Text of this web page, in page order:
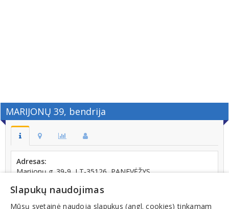
MARIJONŲ 39, bendrija
Adresas:
Marijonų g. 39-9, LT-35126, PANEVĖŽYS
Telefonas:
+370 (656) 74312
Slapukų naudojimas
Mūsų svetainė naudoja slapukus (angl. cookies) tinkamam